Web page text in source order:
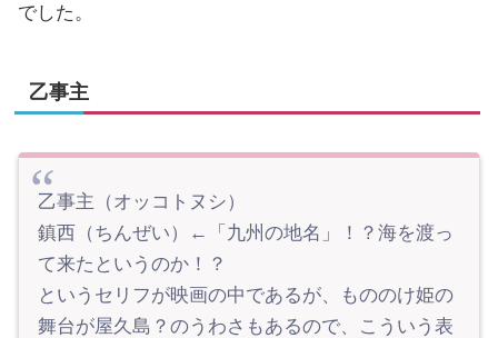
でした。
乙事主
乙事主（オッコトヌシ）
鎮西（ちんぜい）←「九州の地名」！？海を渡っ
て来たというのか！？
というセリフが映画の中であるが、もののけ姫の
舞台が屋久島？のうわさもあるので、こういう表